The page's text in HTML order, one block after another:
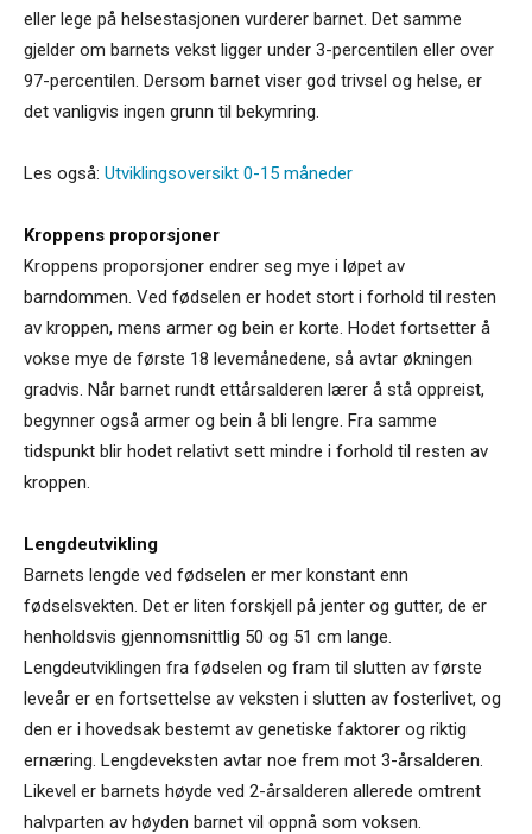
eller lege på helsestasjonen vurderer barnet. Det samme
gjelder om barnets vekst ligger under 3-percentilen eller over
97-percentilen. Dersom barnet viser god trivsel og helse, er
det vanligvis ingen grunn til bekymring.
Les også: Utviklingsoversikt 0-15 måneder
Kroppens proporsjoner
Kroppens proporsjoner endrer seg mye i løpet av
barndommen. Ved fødselen er hodet stort i forhold til resten
av kroppen, mens armer og bein er korte. Hodet fortsetter å
vokse mye de første 18 levemånedene, så avtar økningen
gradvis. Når barnet rundt ettårsalderen lærer å stå oppreist,
begynner også armer og bein å bli lengre. Fra samme
tidspunkt blir hodet relativt sett mindre i forhold til resten av
kroppen.
Lengdeutvikling
Barnets lengde ved fødselen er mer konstant enn
fødselsvekten. Det er liten forskjell på jenter og gutter, de er
henholdsvis gjennomsnittlig 50 og 51 cm lange.
Lengdeutviklingen fra fødselen og fram til slutten av første
leveår er en fortsettelse av veksten i slutten av fosterlivet, og
den er i hovedsak bestemt av genetiske faktorer og riktig
ernæring. Lengdeveksten avtar noe frem mot 3-årsalderen.
Likevel er barnets høyde ved 2-årsalderen allerede omtrent
halvparten av høyden barnet vil oppnå som voksen.